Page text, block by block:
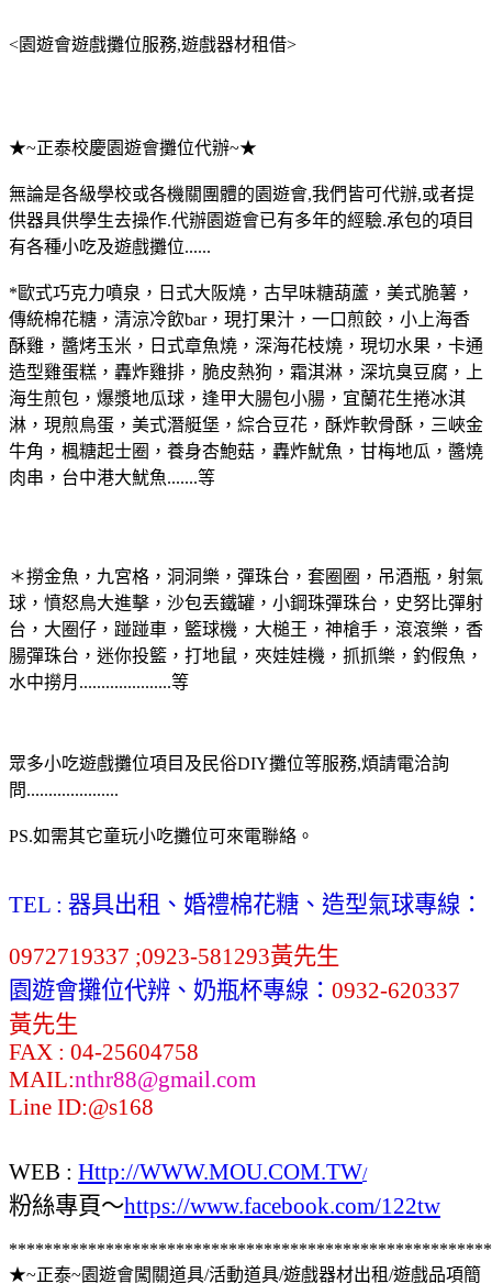
<園遊會遊戲攤位服務,遊戲器材租借>
★~正泰校慶園遊會攤位代辦~★
無論是各級學校或各機關團體的園遊會,我們皆可代辦,或者提
供器具供學生去操作.代辦園遊會已有多年的經驗.承包的項目
有各種小吃及遊戲攤位......
*歐式巧克力噴泉，日式大阪燒，古早味糖葫蘆，美式脆薯，
傳統棉花糖，清涼冷飲bar，現打果汁，一口煎餃，小上海香
酥雞，醬烤玉米，日式章魚燒， 深海花枝燒，現切水果，卡通
造型雞蛋糕，轟炸雞排，脆皮熱狗，霜淇淋，深坑臭豆腐，上
海生煎包，爆漿地瓜球，逢甲大腸包小腸，宜蘭花生捲冰淇
淋， 現煎鳥蛋，美式潛艇堡，綜合豆花，酥炸軟骨酥，三峽金
牛角，楓糖起士圈，養身杏鮑菇，轟炸魷魚，甘梅地瓜，醬燒
肉串，台中港大魷魚.......等
＊撈金魚，九宮格，洞洞樂，彈珠台，套圈圈，吊酒瓶，射氣
球，憤怒鳥大進擊，沙包丟鐵罐，小鋼珠彈珠台，史努比彈射
台，大圈仔，踫踫車，籃球機， 大槌王，神槍手，滾滾樂，香
腸彈珠台，迷你投籃，打地鼠，夾娃娃機，抓抓樂，釣假魚，
水中撈月.....................等
眾多小吃遊戲攤位項目及民俗DIY攤位等服務,煩請電洽詢
問.....................
PS.如需其它童玩小吃攤位可來電聯絡。
TEL : 器具出租、婚禮棉花糖、造型氣球專線：
0972719337 ;0923-581293黃先生
園遊會攤位代辨、奶瓶杯專線： 0932-620337
黃先生
FAX : 04-25604758
MAIL:nthr88@gmail.com
Line ID:@s168
WEB : Http://WWW.MOU.COM.TW/
粉絲專頁～https://www.facebook.com/122tw
★~正泰~園遊會闖關道具/活動道具/遊戲器材出租/遊戲品項簡